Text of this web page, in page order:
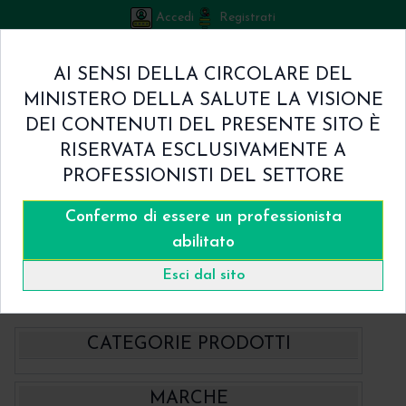
Accedi Registrati
Bicuspid
Home
Shop
Termini & Condizioni
Contatti
Carrello
Catalogo
Home Catalogo
Endodonzia
Asciugatura e otturazione del canale radicolare
CATEGORIE PRODOTTI
MARCHE
AI SENSI DELLA CIRCOLARE DEL
MINISTERO DELLA SALUTE LA VISIONE
DEI CONTENUTI DEL PRESENTE SITO È
RISERVATA ESCLUSIVAMENTE A
PROFESSIONISTI DEL SETTORE
Esci dal sito
Confermo di essere un professionista
abilitato